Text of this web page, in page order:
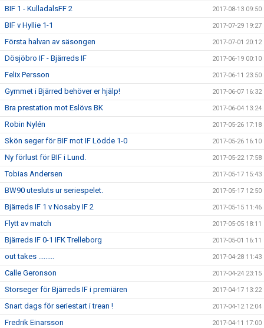
BIF 1 - KulladalsFF 2 2017-08-13 09:50
BIF v Hyllie 1-1 2017-07-29 19:27
Första halvan av säsongen 2017-07-01 20:12
Dösjöbro IF - Bjärreds IF 2017-06-19 00:10
Felix Persson 2017-06-11 23:50
Gymmet i Bjärred behöver er hjälp! 2017-06-07 16:32
Bra prestation mot Eslövs BK 2017-06-04 13:24
Robin Nylén 2017-05-26 17:18
Skön seger för BIF mot IF Lödde 1-0 2017-05-26 16:10
Ny förlust för BIF i Lund. 2017-05-22 17:58
Tobias Andersen 2017-05-17 15:43
BW90 utesluts ur seriespelet. 2017-05-17 12:50
Bjärreds IF 1 v Nosaby IF 2 2017-05-15 11:46
Flytt av match 2017-05-05 18:11
Bjärreds IF 0-1 IFK Trelleborg 2017-05-01 16:11
out takes ......... 2017-04-28 11:43
Calle Geronson 2017-04-24 23:15
Storseger för Bjärreds IF i premiären 2017-04-17 13:22
Snart dags för seriestart i trean ! 2017-04-12 12:04
Fredrik Einarsson 2017-04-11 17:00